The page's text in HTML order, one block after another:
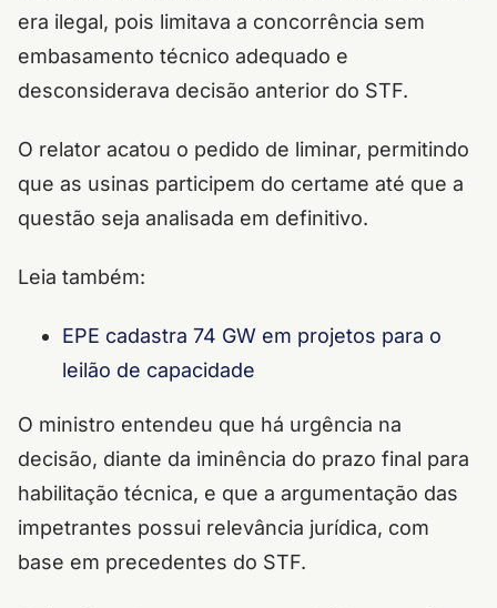
era ilegal, pois limitava a concorrência sem
embasamento técnico adequado e
desconsiderava decisão anterior do STF.
O relator acatou o pedido de liminar, permitindo
que as usinas participem do certame até que a
questão seja analisada em definitivo.
Leia também:
EPE cadastra 74 GW em projetos para o
leilão de capacidade
O ministro entendeu que há urgência na
decisão, diante da iminência do prazo final para
habilitação técnica, e que a argumentação das
impetrantes possui relevância jurídica, com
base em precedentes do STF.